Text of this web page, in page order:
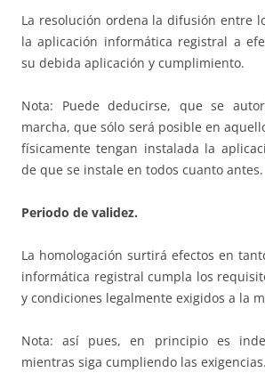
La resolución ordena la difusión entre
la aplicación informática registral a
su debida aplicación y cumplimiento.
Nota: Puede deducirse, que se
marcha, que sólo será posible en
físicamente tengan instalada la
de que se instale en todos cuanto antes.
Periodo de validez.
La homologación surtirá efectos en
informática registral cumpla los
y condiciones legalmente exigidos a la
Nota: así pues, en principio es
mientras siga cumpliendo las exigencias.